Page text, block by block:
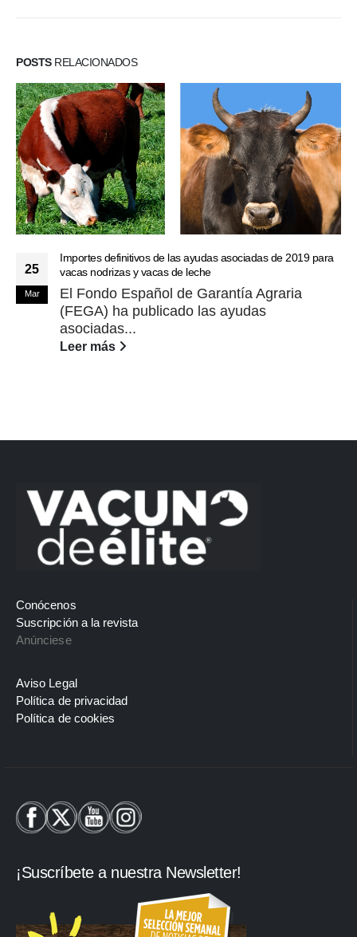
POSTSRELACIONADOS
25
Mar
Importes definitivos de las ayudas asociadas de 2019 para
vacas nodrizas y vacas de leche
El Fondo Español de Garantía Agraria
(FEGA) ha publicado las ayudas
asociadas...
Leer más
Conócenos
Suscripción a la revista
Anúnciese
Aviso Legal
Política de privacidad
Política de cookies
¡Suscríbete a nuestra Newsletter!